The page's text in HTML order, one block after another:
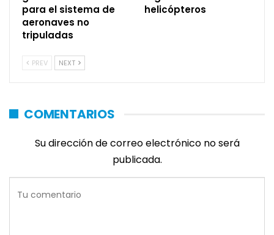
para el sistema de
aeronaves no
tripuladas
helicópteros
PREV NEXT
COMENTARIOS
Su dirección de correo electrónico no será
publicada.